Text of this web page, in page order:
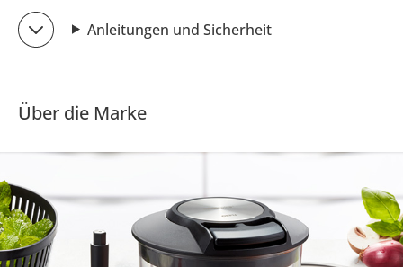
Anleitungen und Sicherheit
Über die Marke